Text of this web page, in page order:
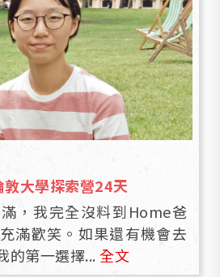
大學探索營24天
，我完全沒料到Home爸
滿歡笑。如果還有機會去
的第一選擇...全文